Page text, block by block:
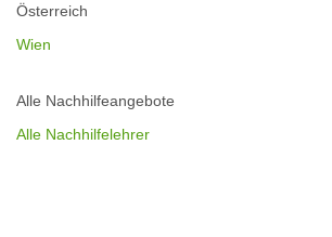
Österreich
Wien
Alle Nachhilfeangebote
Alle Nachhilfelehrer